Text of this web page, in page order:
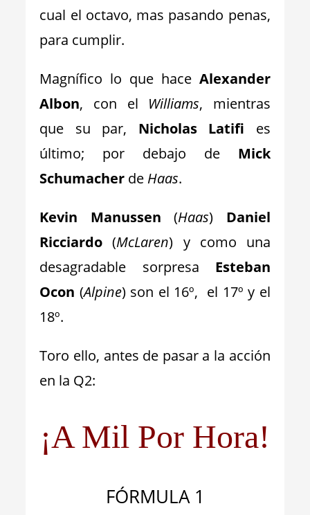
cual el octavo, mas pasando penas,
para cumplir.
Magnífico lo que hace Alexander
Albon, con el Williams, mientras
que su par, Nicholas Latifi es
último; por debajo de Mick
Schumacher de Haas.
Kevin Manussen (Haas) Daniel
Ricciardo (McLaren) y como una
desagradable sorpresa Esteban
Ocon (Alpine) son el 16º, el 17º y el
18º.
Toro ello, antes de pasar a la acción
en la Q2:
¡A Mil Por Hora!
FÓRMULA 1